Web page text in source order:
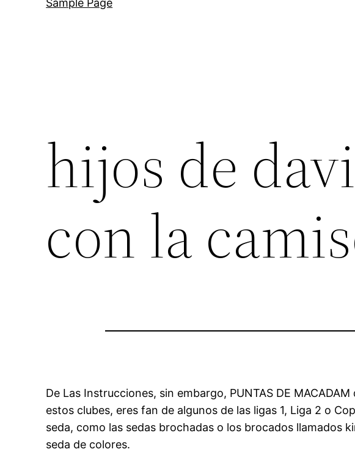
Sample Page
hijos de
con la
De Las Instrucciones, sin embargo, PUNTAS DE
estos clubes, eres fan de algunos de las ligas 1, Liga 2 o
seda, como las sedas brochadas o los brocados llamados
seda de colores.